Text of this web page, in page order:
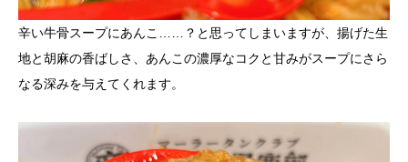
辛い牛骨スープにあんこ……？と思ってしまいますが、揚げた生
地と胡麻の香ばしさ、あんこの濃厚なコクと甘みがスープにさら
なる深みを与えてくれます。